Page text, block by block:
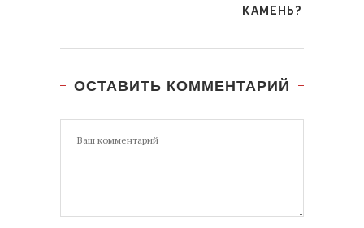
КАМЕНЬ?
ОСТАВИТЬ КОММЕНТАРИЙ